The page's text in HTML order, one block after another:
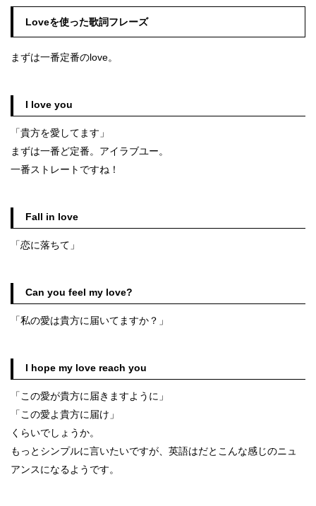
Loveを使った歌詞フレーズ
まずは一番定番のlove。
I love you
「貴方を愛してます」
まずは一番ど定番。アイラブユー。
一番ストレートですね！
Fall in love
「恋に落ちて」
Can you feel my love?
「私の愛は貴方に届いてますか？」
I hope my love reach you
「この愛が貴方に届きますように」
「この愛よ貴方に届け」
くらいでしょうか。
もっとシンプルに言いたいですが、英語はだとこんな感じのニュ
アンスになるようです。